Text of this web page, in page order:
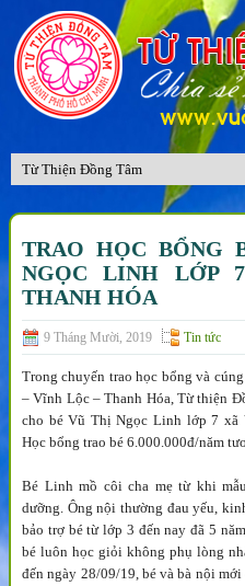
TRAO HỌC BỔNG
NGỌC LINH LỚP
THANH HÓA
9 Tháng Mười, 2019 Tin tức
Trong chuyến trao học bổng và
– Vĩnh Lộc – Thanh Hóa, Từ thiện
cho bé Vũ Thị Ngọc Linh lớp 7 xã
Học bổng trao bé 6.000.000đ/năm
Bé Linh mồ côi cha mẹ từ khi
dưỡng. Ông nội thường đau yếu,
bảo trợ bé từ lớp 3 đến nay đã 5
bé luôn học giỏi không phụ lòng
đến ngày 28/09/19, bé và bà nội